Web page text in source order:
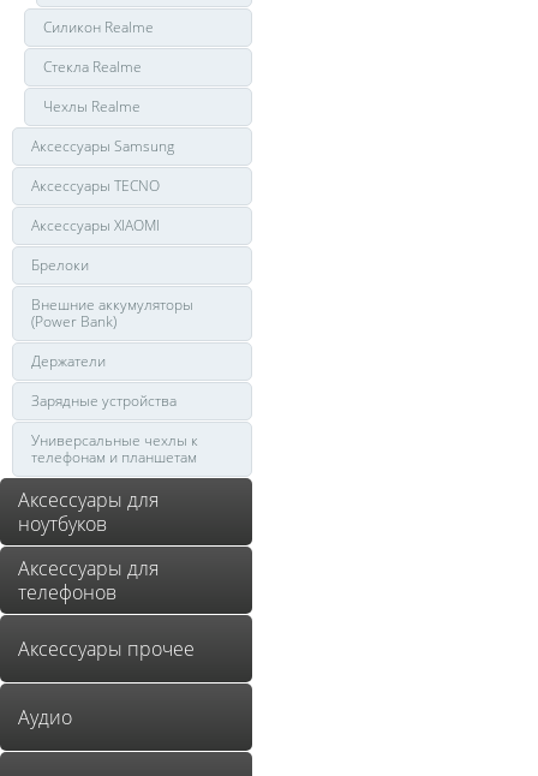
Силикон Realme
Стекла Realme
Чехлы Realme
Аксессуары Samsung
Аксессуары TECNO
Аксессуары XIAOMI
Брелоки
Внешние аккумуляторы
(Power Bank)
Держатели
Зарядные устройства
Универсальные чехлы к
телефонам и планшетам
Аксессуары для
ноутбуков
Аксессуары для
телефонов
Аксессуары прочее
Аудио